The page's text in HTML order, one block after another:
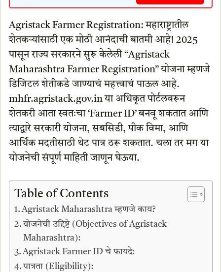
Agristack Farmer Registration: महाराष्ट्रातील
शेतकऱ्यांसाठी एक मोठी आनंदाची बातमी आहे! 2025
पासून राज्य सरकारने सुरू केलेली “Agristack
Maharashtra Farmer Registration” योजना म्हणजे
डिजिटल शेतीकडे जाण्याचं महत्त्वाचं पाऊल आहे.
mhfr.agristack.gov.in या अधिकृत पोर्टलवरून
शेतकरी आता स्वतःचा ‘Farmer ID’ बनवू शकतात आणि
त्याद्वारे सरकारी योजना, सबसिडी, पीक विमा, आणि
आर्थिक मदतीसाठी थेट पात्र ठरू शकतात. चला तर मग या
योजनेची संपूर्ण माहिती जाणून घेऊया.
Table of Contents
Agristack Maharashtra म्हणजे काय?
योजनेची उद्दिष्टे (Objectives of Agristack
Maharashtra):
Agristack Farmer ID चे फायदे:
पात्रता (Eligibility):